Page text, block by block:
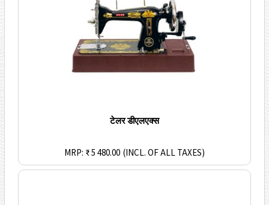
टेलर डीएलएक्स
MRP: ₹ 5 480.00 (INCL. OF ALL TAXES)